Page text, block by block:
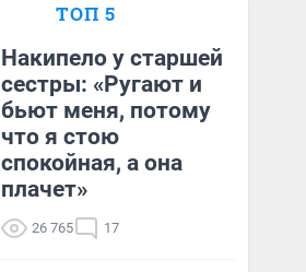
ТОП 5
Накипело у старшей
сестры: «Ругают и
бьют меня, потому
что я стою
спокойная, а она
плачет»
26 765 17